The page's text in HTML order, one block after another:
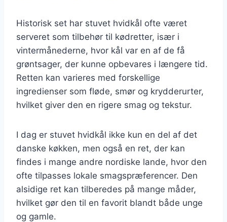
Historisk set har stuvet hvidkål ofte været
serveret som tilbehør til kødretter, især i
vintermånederne, hvor kål var en af de få
grøntsager, der kunne opbevares i længere tid.
Retten kan varieres med forskellige
ingredienser som fløde, smør og krydderurter,
hvilket giver den en rigere smag og tekstur.
I dag er stuvet hvidkål ikke kun en del af det
danske køkken, men også en ret, der kan
findes i mange andre nordiske lande, hvor den
ofte tilpasses lokale smagspræferencer. Den
alsidige ret kan tilberedes på mange måder,
hvilket gør den til en favorit blandt både unge
og gamle.